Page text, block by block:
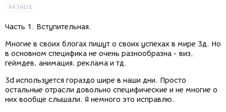
РАЗНОЕ
Часть 1. Вступительная.
Многие в своих блогах пишут о своих успехах в мире 3д. Но
в основном специфика не очень разнообразна - виз,
геймдев, анимация, реклама и тд.
3d используется гораздо шире в наши дни. Просто
остальные отрасли довольно специфические и не многие о
них вообще слышали. Я немного это исправлю.